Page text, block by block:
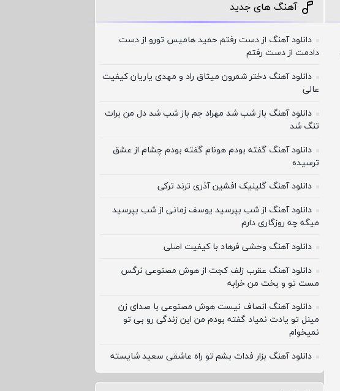
آهنگ های جدید
دانلود آهنگ از دست رفتم حمید هامیس ﺗﻮرو از دﺳﺖ
دادﻣﺖ از دﺳﺖ رﻓﺘﻢ
دانلود آهنگ دختر شمرون میثاق راد و مهدی یاریان کیفیت
عالی
دانلود آهنگ باز شب شد مهراد جم باز شب شد دل من برات
تنگ شد
دانلود آهنگ گفته بودم هونام گفته بودم چشام از عشق
ترسیده
دانلود آهنگ گلینیک افشین آذری ترند ترکی
دانلود آهنگ از شب بپرسید یوسف زمانی از شب بپرسید
میگه چه روزگاری دارم
دانلود آهنگ وحشی فرهاد با کیفیت اصلی
دانلود آهنگ عقرب زلف کجت از هوش مصنوعی نرگس
مست تو و بخت من خرابه
دانلود آهنگ انصاف نیست هوش مصنوعی با صدای زن
مینل تو یادت نمیاد گفته بودم من این زندگی رو بی تو
نمیخوام
دانلود آهنگ بزار فدات بشم تو راه عاشقی سعید شایسته